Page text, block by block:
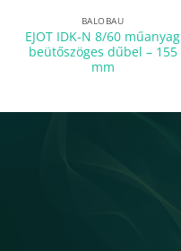
BALOBAU
EJOT IDK-N 8/60 műanyag
beütőszöges dűbel – 155
mm